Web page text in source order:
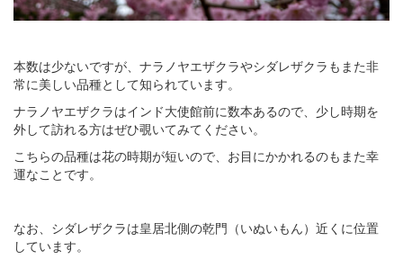
本数は少ないですが、ナラノヤエザクラやシダレザクラもまた非
常に美しい品種として知られています。
ナラノヤエザクラはインド大使館前に数本あるので、少し時期を
外して訪れる方はぜひ覗いてみてください。
こちらの品種は花の時期が短いので、お目にかかれるのもまた幸
運なことです。
なお、シダレザクラは皇居北側の乾門（いぬいもん）近くに位置
しています。